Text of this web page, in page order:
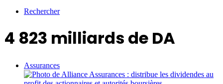
Rechercher
4 823 milliards de DA
Assurances